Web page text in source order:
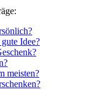
Idee?
meisten?